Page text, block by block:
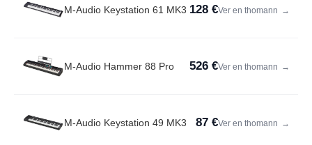
M-Audio Keystation 61 MK3 128 €Ver en thomann →
M-Audio Hammer 88 Pro 526 €Ver en thomann →
M-Audio Keystation 49 MK3 87 €Ver en thomann →